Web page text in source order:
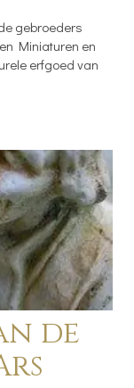
gebroeders
Miniaturen en
erfgoed van
de